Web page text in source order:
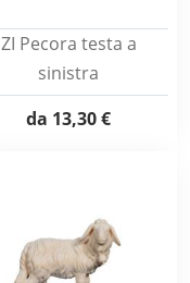
ZI Pecora testa a
sinistra
da 13,30 €